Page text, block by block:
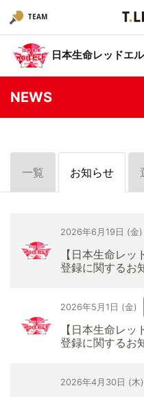
TEAM
日本生命レッドエ
NEWS
一覧 お知らせ
2026年6月19日 (金)
【日本生命レ
登録に関する
2026年5月1日 (金)
【日本生命レ
登録に関するお
2026年4月30日 (木)